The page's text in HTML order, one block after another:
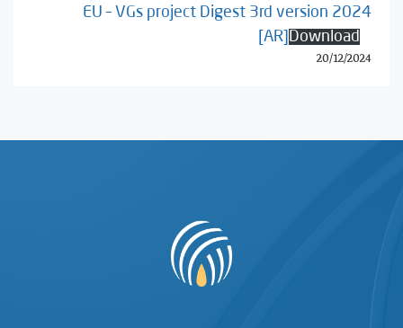
EU – VGs project Digest 3rd version 2024
[AR] Download
20/12/2024